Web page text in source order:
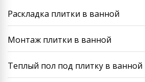
Раскладка плитки в ванной
Монтаж плитки в ванной
Теплый пол под плитку в ванной